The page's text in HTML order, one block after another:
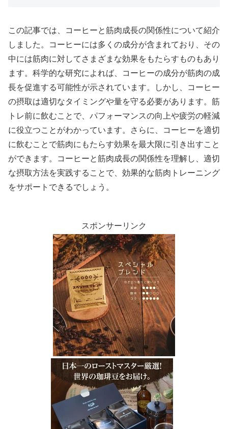
この記事では、コーヒーと筋肉成長の関係性について紹介
しました。コーヒーには多くの成分が含まれており、その
中には筋肉に対してさまざまな効果をもたらすものもあり
ます。科学的な研究によれば、コーヒーの成分が筋肉の成
長を促進する可能性が示されています。しかし、コーヒー
の摂取は適切なタイミングや量を守る必要があります。筋
トレ前に飲むことで、パフォーマンスの向上や疲労の軽減
に役立つことがわかっています。さらに、コーヒーを適切
に飲むことで筋肉にもたらす効果を最大限に引き出すこと
ができます。コーヒーと筋肉成長の関係性を理解し、適切
な摂取方法を実践することで、効果的な筋肉トレーニング
をサポートできるでしょう。
スポンサーリンク